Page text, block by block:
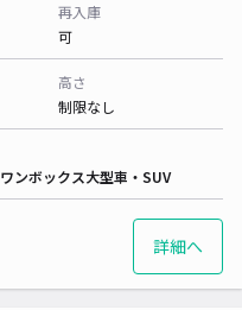
再入庫
可
高さ
制限なし
ワンボックス大型車・SUV
詳細へ